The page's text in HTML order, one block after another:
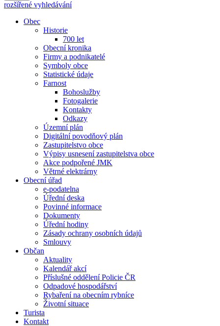
rozšířené vyhledávání
Obec
Historie
700 let
Obecní kronika
Firmy a podnikatelé
Symboly obce
Statistické údaje
Farnost
Bohoslužby
Fotogalerie
Kontakty
Odkazy
Územní plán
Digitální povodňový plán
Zastupitelstvo obce
Výpisy usnesení zastupitelstva obce
Akce podpořené JMK
Větrné elektrárny
Obecní úřad
e-podatelna
Úřední deska
Povinné informace
Dokumenty
Úřední hodiny
Zásady ochrany osobních údajů
Smlouvy
Občan
Aktuality
Kalendář akcí
Příslušné oddělení Policie ČR
Odpadové hospodářství
Rybaření na obecním rybníce
Životní situace
Turista
Kontakt